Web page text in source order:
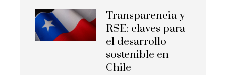
Transparencia y
RSE: claves para
el desarrollo
sostenible en
Chile